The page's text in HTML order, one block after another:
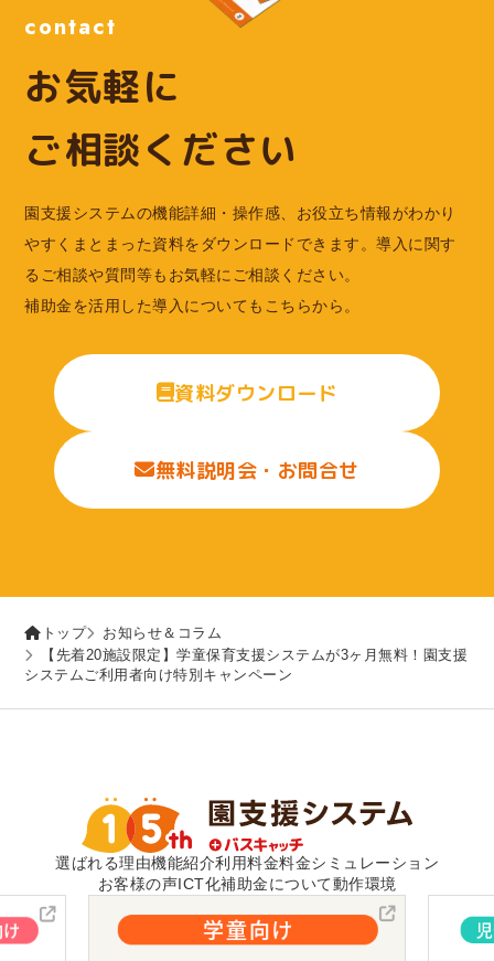
contact
お気軽に
ご相談ください
園支援システムの機能詳細・操作感、お役立ち情報がわかり
やすくまとまった資料をダウンロードできます。導入に関す
るご相談や質問等もお気軽にご相談ください。
補助金を活用した導入についてもこちらから。
資料ダウンロード
無料説明会・お問合せ
トップ
お知らせ＆コラム
【先着20施設限定】学童保育支援システムが3ヶ月無料！園支援
システムご利用者向け特別キャンペーン
選ばれる理由機能紹介利用料金料金シミュレーション
お客様の声ICT化補助金について動作環境